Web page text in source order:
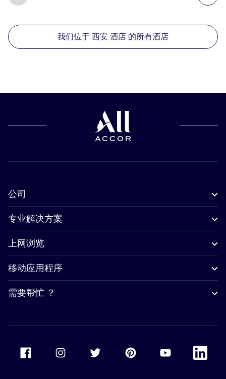
我们位于 西安 酒店 的所有酒店
公司
专业解决方案
上网浏览
移动应用程序
需要帮忙 ？
Accor Youtube
Accor